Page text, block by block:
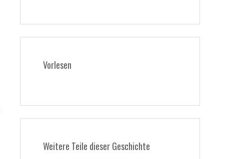
Vorlesen
Weitere Teile dieser Geschichte